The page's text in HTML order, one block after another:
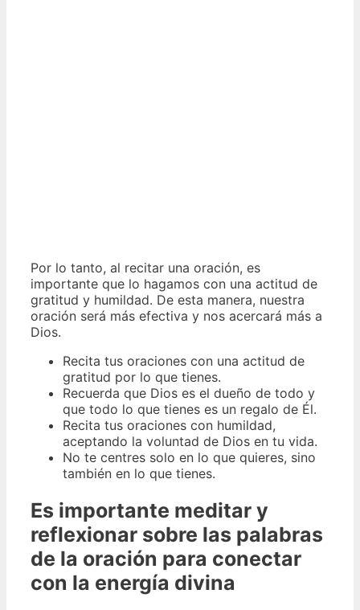
Por lo tanto, al recitar una oración, es
importante que lo hagamos con una actitud de
gratitud y humildad. De esta manera, nuestra
oración será más efectiva y nos acercará más a
Dios.
Recita tus oraciones con una actitud de
gratitud por lo que tienes.
Recuerda que Dios es el dueño de todo y
que todo lo que tienes es un regalo de Él.
Recita tus oraciones con humildad,
aceptando la voluntad de Dios en tu vida.
No te centres solo en lo que quieres, sino
también en lo que tienes.
Es importante meditar y
reflexionar sobre las palabras
de la oración para conectar
con la energía divina